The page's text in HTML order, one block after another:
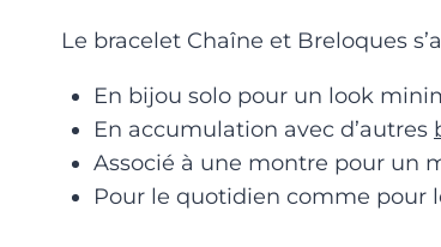
Le bracelet Chaîne et Breloques
En bijou solo pour un look
En accumulation avec d’autres
Associé à une montre pour un
Pour le quotidien comme pour